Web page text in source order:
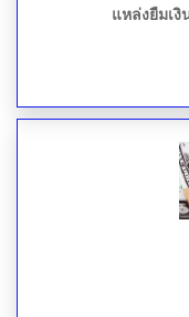
แหล่งยืมเ